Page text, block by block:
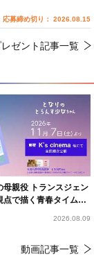
母親役 トランスジェン
点で描く青春タイムス
2026.08.09
動画記事一覧
応募締め切り： 2026.08.15
レゼント記事一覧